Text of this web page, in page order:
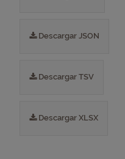
Descargar JSON
Descargar TSV
Descargar XLSX